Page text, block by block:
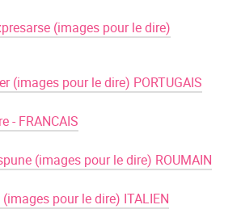
(images pour le dire)
(images pour le dire) PORTUGAIS
- FRANCAIS
(images pour le dire) ROUMAIN
pour le dire) ITALIEN